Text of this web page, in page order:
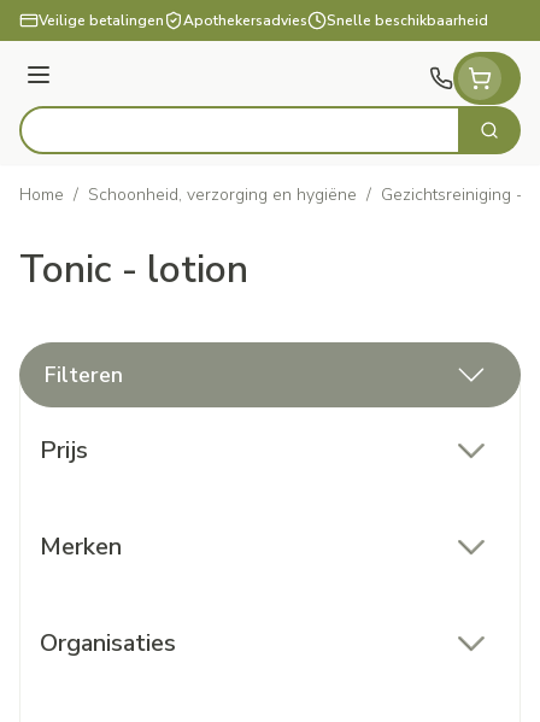
Ga naar de inhoud
Veilige betalingen Apothekersadvies Snelle beschikbaarheid
Menu
Product, merk, categorie... Zoek
Home / Schoonheid, verzorging en hygiëne / Gezichtsreiniging -
Tonic - lotion
Filteren
Prijs
Merken
Organisaties